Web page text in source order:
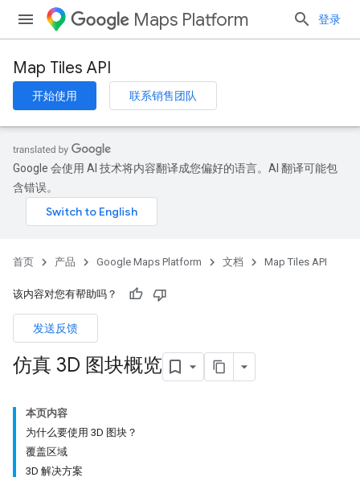
Maps Platform 登录
Map Tiles API
开始使用 联系销售团队
Google 会使用 AI 技术将内容翻译成您偏好的语言。AI 翻译可能包
含错误。
首页 产品 Google Maps Platform 文档 Map Tiles API
该内容对您有帮助吗？
发送反馈
仿真 3D 图块概览
本页内容
为什么要使用 3D 图块？
覆盖区域
3D 解决方案